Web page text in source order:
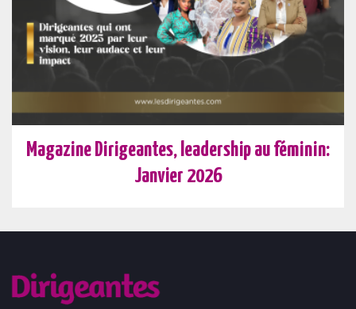
Magazine Dirigeantes, leadership au féminin:
Janvier 2026